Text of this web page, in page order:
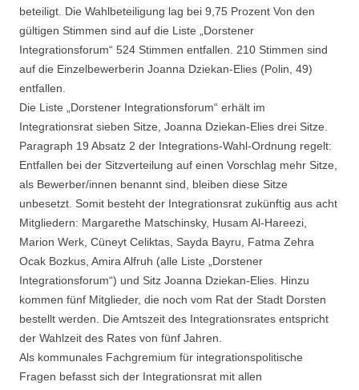
beteiligt. Die Wahlbeteiligung lag bei 9,75 Prozent Von den
gültigen Stimmen sind auf die Liste „Dorstener
Integrationsforum“ 524 Stimmen entfallen. 210 Stimmen sind
auf die Einzelbewerberin Joanna Dziekan-Elies (Polin, 49)
entfallen.
Die Liste „Dorstener Integrationsforum“ erhält im
Integrationsrat sieben Sitze, Joanna Dziekan-Elies drei Sitze.
Paragraph 19 Absatz 2 der Integrations-Wahl-Ordnung regelt:
Entfallen bei der Sitzverteilung auf einen Vorschlag mehr Sitze,
als Bewerber/innen benannt sind, bleiben diese Sitze
unbesetzt. Somit besteht der Integrationsrat zukünftig aus acht
Mitgliedern: Margarethe Matschinsky, Husam Al-Hareezi,
Marion Werk, Cüneyt Celiktas, Sayda Bayru, Fatma Zehra
Ocak Bozkus, Amira Alfruh (alle Liste „Dorstener
Integrationsforum“) und Sitz Joanna Dziekan-Elies. Hinzu
kommen fünf Mitglieder, die noch vom Rat der Stadt Dorsten
bestellt werden. Die Amtszeit des Integrationsrates entspricht
der Wahlzeit des Rates von fünf Jahren.
Als kommunales Fachgremium für integrationspolitische
Fragen befasst sich der Integrationsrat mit allen